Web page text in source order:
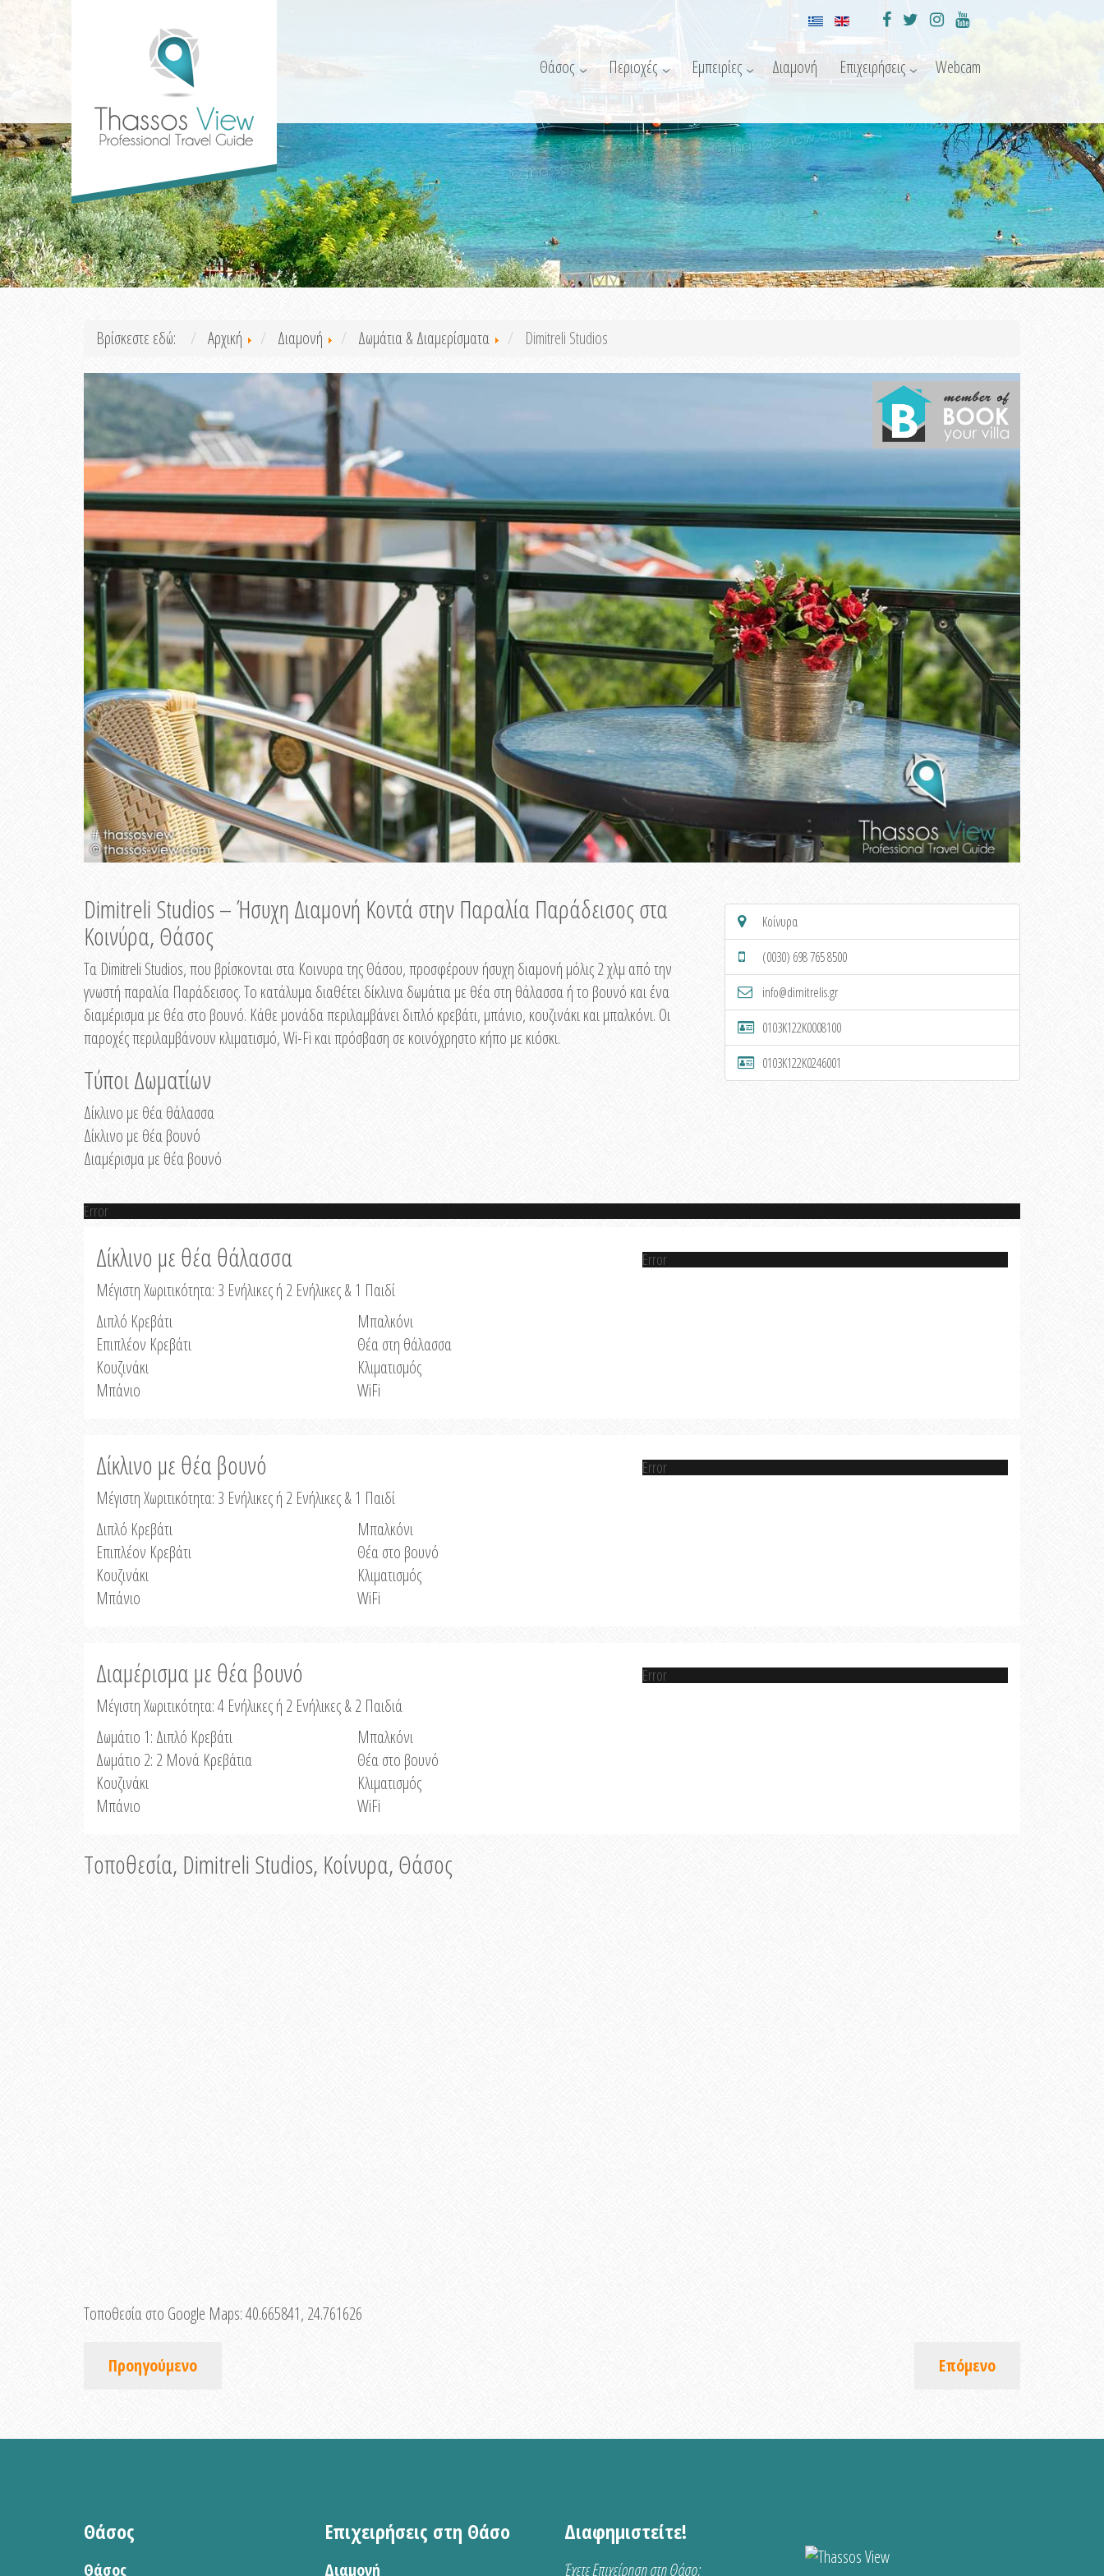
Θάσος Περιοχές Εμπειρίες Διαμονή Επιχειρήσεις Webcam
Βρίσκεστε εδώ: Αρχική Διαμονή Δωμάτια & Διαμερίσματα Dimitreli Studios
Dimitreli Studios – Ήσυχη Διαμονή Κοντά στην Παραλία Παράδεισος στα
Κοινύρα, Θάσος
Τα Dimitreli Studios, που βρίσκονται στα Κοινυρα της Θάσου, προσφέρουν ήσυχη διαμονή μόλις 2 χλμ από την
γνωστή παραλία Παράδεισος. Το κατάλυμα διαθέτει δίκλινα δωμάτια με θέα στη θάλασσα ή το βουνό και ένα
διαμέρισμα με θέα στο βουνό. Κάθε μονάδα περιλαμβάνει διπλό κρεβάτι, μπάνιο, κουζινάκι και μπαλκόνι. Οι
παροχές περιλαμβάνουν κλιματισμό, Wi-Fi και πρόσβαση σε κοινόχρηστο κήπο με κιόσκι.
Τύποι Δωματίων
Δίκλινο με θέα θάλασσα
Δίκλινο με θέα βουνό
Διαμέρισμα με θέα βουνό
Κοίνυρα
(0030) 698 765 8500
info@dimitrelis.gr
0103K122K0008100
0103K122K0246001
Error
Δίκλινο με θέα θάλασσα
Μέγιστη Χωριτικότητα: 3 Ενήλικες ή 2 Ενήλικες & 1 Παιδί
Διπλό Κρεβάτι
Επιπλέον Κρεβάτι
Κουζινάκι
Μπάνιο
Μπαλκόνι
Θέα στη θάλασσα
Κλιματισμός
WiFi
Error
Δίκλινο με θέα βουνό
Μέγιστη Χωριτικότητα: 3 Ενήλικες ή 2 Ενήλικες & 1 Παιδί
Διπλό Κρεβάτι
Επιπλέον Κρεβάτι
Κουζινάκι
Μπάνιο
Μπαλκόνι
Θέα στο βουνό
Κλιματισμός
WiFi
Error
Διαμέρισμα με θέα βουνό
Μέγιστη Χωριτικότητα: 4 Ενήλικες ή 2 Ενήλικες & 2 Παιδιά
Δωμάτιο 1: Διπλό Κρεβάτι
Δωμάτιο 2: 2 Μονά Κρεβάτια
Κουζινάκι
Μπάνιο
Μπαλκόνι
Θέα στο βουνό
Κλιματισμός
WiFi
Error
Τοποθεσία, Dimitreli Studios, Κοίνυρα, Θάσος
Τοποθεσία στο Google Maps:40.665841, 24.761626
Προηγούμενο Επόμενο
Θάσος
Θάσος
Επιχειρήσεις στη Θάσο
Διαμονή
Διαφημιστείτε!
Έχετε Επιχείρηση στη Θάσο;